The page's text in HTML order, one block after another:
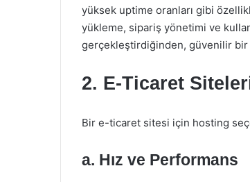
yüksek uptime oranları gibi
yükleme, sipariş yönetimi ve
gerçekleştirdiğinden, güvenilir bir
2. E-Ticaret
Bir e-ticaret sitesi için hosting
a. Hız ve Performans